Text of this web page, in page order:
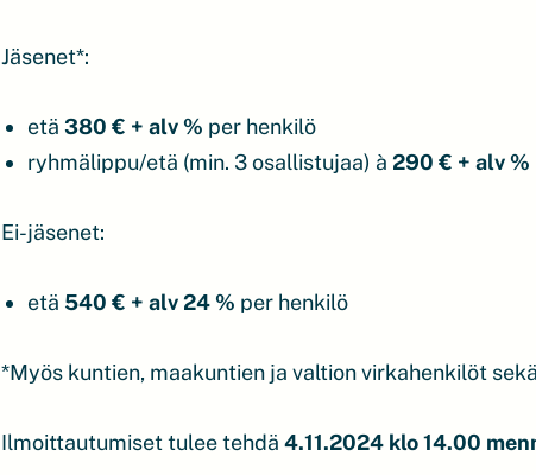
Jäsenet*:
etä 380 € + alv % per henkilö
ryhmälippu/etä (min. 3 osallistujaa) à 290 € + alv %
Ei-jäsenet:
etä 540 € + alv 24 % per henkilö
*Myös kuntien, maakuntien ja valtion virkahenkilöt
Ilmoittautumiset tulee tehdä 4.11.2024 klo 14.00